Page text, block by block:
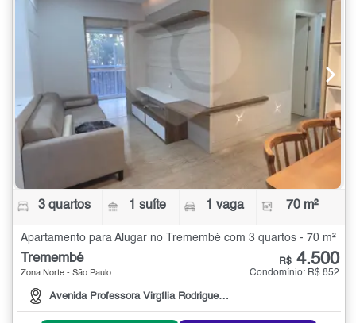
3 quartos 1 suíte 1 vaga 70 m²
Apartamento para Alugar no Tremembé com 3 quartos - 70 m²
Tremembé
Zona Norte - São Paulo
Avenida Professora Virgília Rodrigues Alves de Car
R$ 4.500
Condomínio: R$ 852